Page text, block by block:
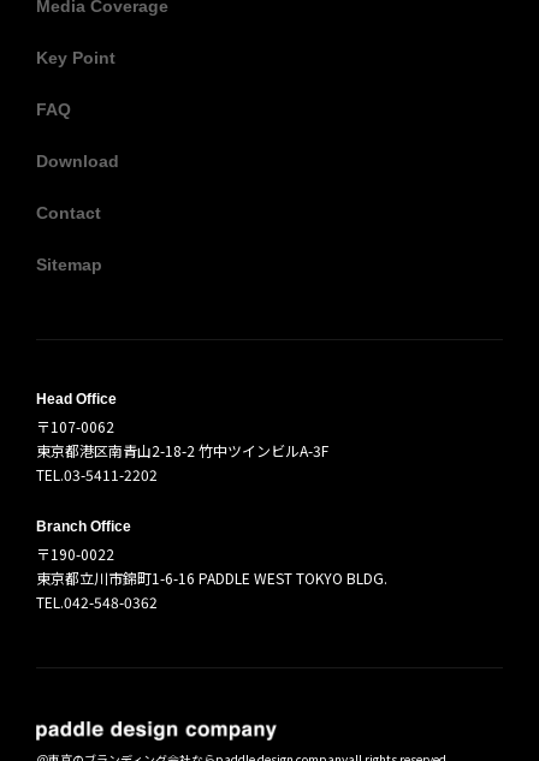
Media Coverage
Key Point
FAQ
Download
Contact
Sitemap
Head Office
〒107-0062
東京都港区南青山2-18-2 竹中ツインビルA-3F
TEL.03-5411-2202
Branch Office
〒190-0022
東京都立川市錦町1-6-16 PADDLE WEST TOKYO BLDG.
TEL.042-548-0362